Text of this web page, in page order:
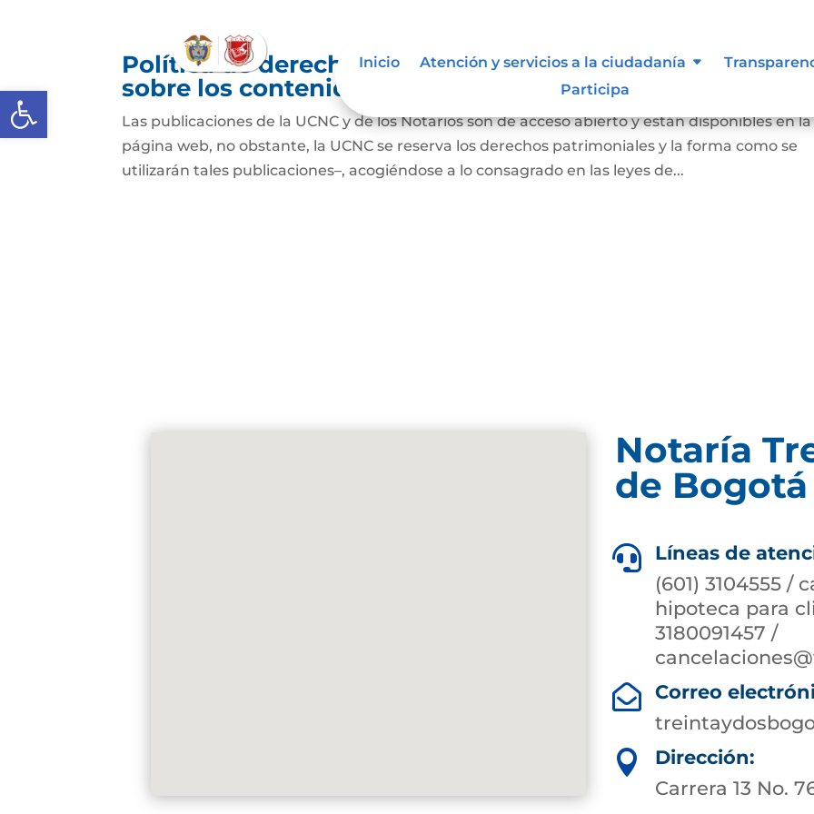
Abrir barra de herramientas
Inicio Atención y servicios a la ciudadanía
Participa
Política de derechos de autor y/o autorización de uso
sobre los contenidos
Las publicaciones de la UCNC y de los Notarios son de acceso abierto y están disponibles en la
página web, no obstante, la UCNC se reserva los derechos patrimoniales y la forma como se
utilizarán tales publicaciones–, acogiéndose a lo consagrado en las leyes de...
Notaría
de Bogotá

Líneas de
(601) 3104555 /
hipoteca para
3180091457 /

Correo

Dirección:
Carrera 13 No.